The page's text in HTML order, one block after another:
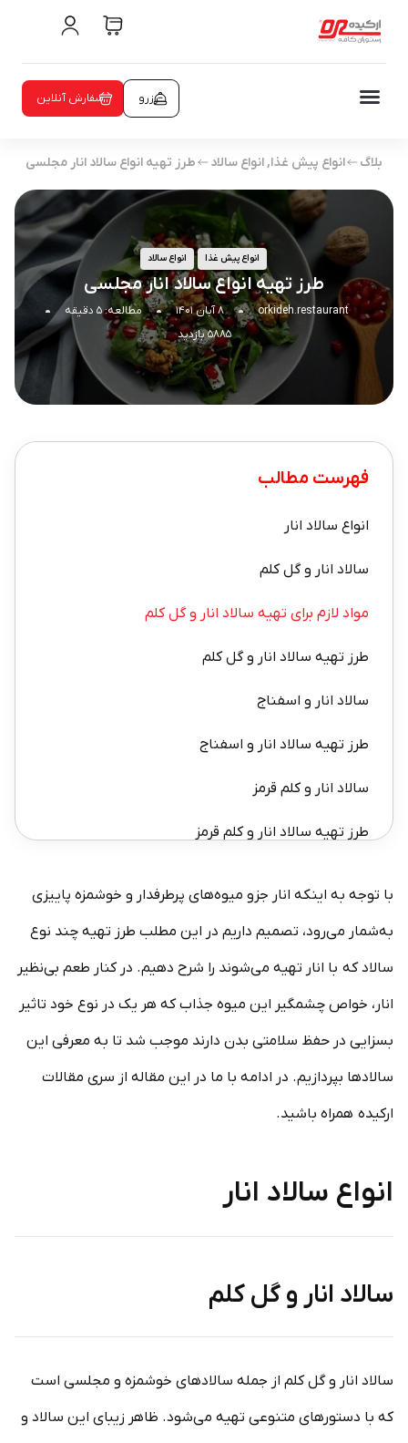
سفارش آنلاین رزرو
بلاگ انواع پیش غذا,انواع سالاد طرز تهیه انواع سالاد انار مجلسی
انواع پیش غذا انواع سالاد
طرز تهیه انواع سالاد انار مجلسی
orkideh.restaurant ۸ آبان ۱۴۰۱
مطالعه: ۵ دقیقه
۵۸۸۵ بازدید
فهرست مطالب
انواع سالاد انار
سالاد انار و گل کلم
مواد لازم برای تهیه سالاد انار و گل کلم
طرز تهیه سالاد انار و گل کلم
سالاد انار و اسفناج
طرز تهیه سالاد انار و اسفناج
سالاد انار و کلم قرمز
طرز تهیه سالاد انار و کلم قرمز
نکات تکمیلی سالاد با انار
با توجه به اینکه انار جزو میوه‌های پرطرفدار و خوشمزه پاییزی
به‌شمار می‌رود، تصمیم داریم در این مطلب طرز تهیه چند نوع
سالاد که با انار تهیه می‌شوند را شرح دهیم. در کنار طعم بی‌نظیر
انار، خواص چشمگیر این میوه جذاب که هر یک در نوع خود تاثیر
بسزایی در حفظ سلامتی بدن دارند موجب شد تا به معرفی این
سالادها بپردازیم. در ادامه با ما در این مقاله از سری مقالات
ارکیده همراه باشید.
انواع سالاد انار
سالاد انار و گل کلم
سالاد انار و گل کلم از جمله سالادهای خوشمزه و مجلسی است
که با دستورهای متنوعی تهیه می‌شود. ظاهر زیبای این سالاد و